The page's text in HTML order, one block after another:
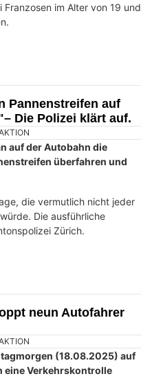
im Alter von 19 und
Pannenstreifen auf
Die Polizei klärt auf.
auf der Autobahn die
überfahren und
die vermutlich nicht jeder
Die ausführliche
Zürich.
neun Autofahrer
(18.08.2025) auf
eine Verkehrskontrolle